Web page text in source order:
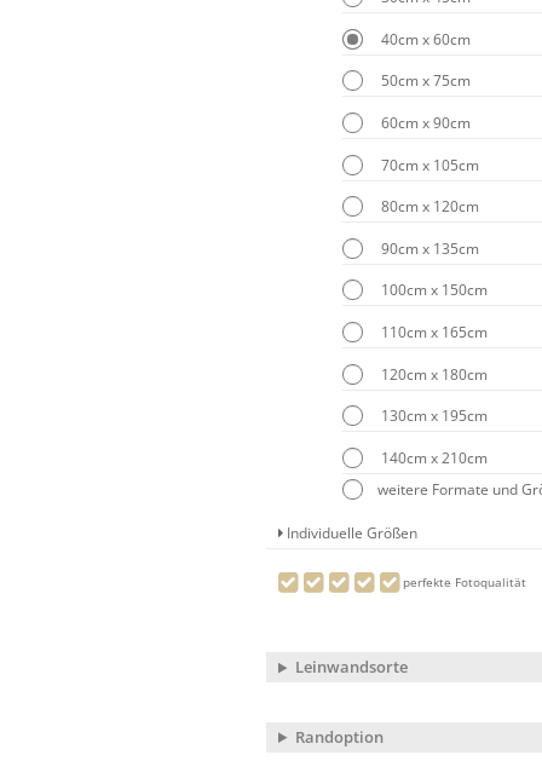
40cm x 60cm
50cm x 75cm
60cm x 90cm
70cm x 105cm
80cm x 120cm
90cm x 135cm
100cm x 150cm
110cm x 165cm
120cm x 180cm
130cm x 195cm
140cm x 210cm
weitere Formate und
Individuelle Größen
perfekte Fotoqualität
Leinwandsorte
Randoption